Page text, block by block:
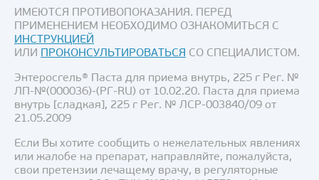
ИМЕЮТСЯ ПРОТИВОПОКАЗАНИЯ. ПЕРЕД
ПРИМЕНЕНИЕМ НЕОБХОДИМО ОЗНАКОМИТЬСЯ С
ИНСТРУКЦИЕЙ
ИЛИ
ПРОКОНСУЛЬТИРОВАТЬСЯ СО СПЕЦИАЛИСТОМ.
Энтеросгель® Паста для приема внутрь, 225 г Рег. №
ЛП-№(000036)-(РГ-RU) от 10.02.20. Паста для приема
внутрь [сладкая], 225 г Рег. № ЛСР-003840/09 от
21.05.2009
Если Вы хотите сообщить о нежелательных явлениях
или жалобе на препарат, направляйте, пожалуйста,
свои претензии лечащему врачу, в регуляторные